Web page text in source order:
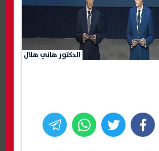
الدكتور هاني هلال